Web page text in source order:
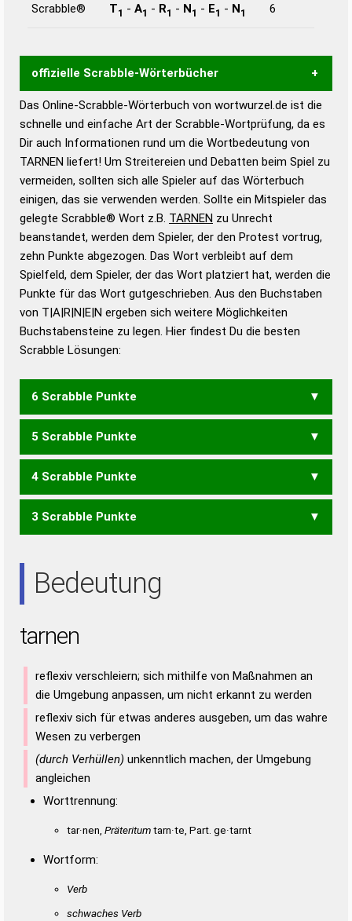
Scrabble® T1 - A1 - R1 - N1 - E1 - N1 6
offizielle Scrabble-Wörterbücher
Wortwurzel liefert mit Hilfe eines semantischen
Wortanalyse-Algorithmus gute Anhaltspunkte zu
Wortbedeutung, Worttrennung und Wortform, um die
Gültigkeit eines Wortes für das Scrabble-Spiel zu
bestimmen!
zugelassene Turnier Scrabble-
Wörterbücher sind:
Duden – Standardwerk in 12 Bänden
Duden – Richtiges und gutes
Deutsch
Duden – Die deutsche Grammatik
Duden – Deutsches
Das Online-Scrabble-Wörterbuch von wortwurzel.de ist die
schnelle und einfache Art der Scrabble-Wortprüfung, da es
Dir auch Informationen rund um die Wortbedeutung von
TARNEN liefert! Um Streitereien und Debatten beim Spiel zu
vermeiden, sollten sich alle Spieler auf das Wörterbuch
einigen, das sie verwenden werden. Sollte ein Mitspieler das
gelegte Scrabble® Wort z.B. TARNEN zu Unrecht
beanstandet, werden dem Spieler, der den Protest vortrug,
zehn Punkte abgezogen. Das Wort verbleibt auf dem
Spielfeld, dem Spieler, der das Wort platziert hat, werden die
Punkte für das Wort gutgeschrieben. Aus den Buchstaben
von T|A|R|N|E|N ergeben sich weitere Möglichkeiten
Buchstabensteine zu legen. Hier findest Du die besten
Scrabble Lösungen:
6 Scrabble Punkte
RANNTE TRANEN
5 Scrabble Punkte
ANTEN ARTEN RANNT
TRANE TRENN
4 Scrabble Punkte
ANNE ANTE AREN ARTE
TANN TENN TRAN
3 Scrabble Punkte
Bedeutung
tarnen
reflexiv verschleiern; sich mithilfe von Maßnahmen an
die Umgebung anpassen, um nicht erkannt zu werden
reflexiv sich für etwas anderes ausgeben, um das wahre
Wesen zu verbergen
(durch Verhüllen) unkenntlich machen, der Umgebung
angleichen
Worttrennung:
tar·nen, Präteritumtarn·te, Part. ge·tarnt
Wortform:
Verb
schwaches Verb